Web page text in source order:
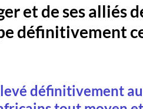
et de ses alliés
définitivement
définitivement